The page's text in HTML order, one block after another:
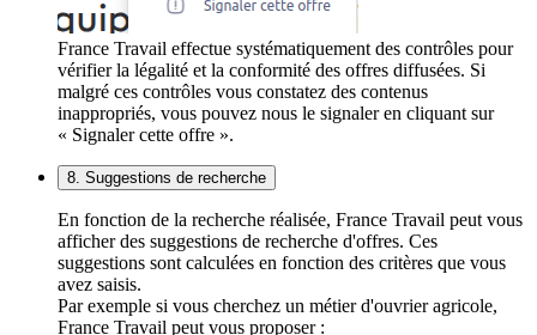
France Travail effectue systématiquement des contrôles pour
vérifier la légalité et la conformité des offres diffusées. Si
malgré ces contrôles vous constatez des contenus
inappropriés, vous pouvez nous le signaler en cliquant sur
« Signaler cette offre ».
8. Suggestions de recherche
En fonction de la recherche réalisée, France Travail peut vous
afficher des suggestions de recherche d'offres. Ces
suggestions sont calculées en fonction des critères que vous
avez saisis.
Par exemple si vous cherchez un métier d'ouvrier agricole,
France Travail peut vous proposer :